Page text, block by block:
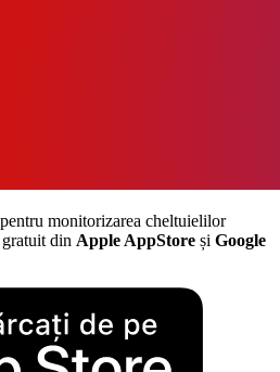
pentru monitorizarea cheltuielilor
gratuit din Apple AppStore și Google